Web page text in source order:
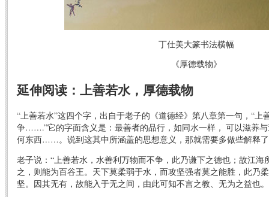
丁仕美大篆书法横幅
《厚德载物》
延伸阅读：上善若水，厚德载物
“上善若水”这四个字，出自于老子的《道德经》第八章第一句，“上
争…….”它的字面含义是：最善者的品行，如同水一样， 可以滋养
何东西……。说到这其中所涵盖的思想意义，那就需要多做些解释
老子说：“上善若水，水善利万物而不争，此乃谦下之德也；故江海
之，则能为百谷王。天下莫柔弱于水，而攻坚强者莫之能胜，此乃
坚。因其无有，故能入于无之间，由此可知不言之教、无为之益也